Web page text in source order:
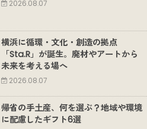
2026.08.07
横浜に循環・文化・創造の拠点
「Sta.R」が誕生。廃材やアートから
未来を考える場へ
2026.08.07
帰省の手土産、何を選ぶ？地域や環境
に配慮したギフト6選